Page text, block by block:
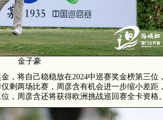
金子豪
，将自己稳稳放在2024中巡赛奖金榜第三位
剩两场比赛，周彦含有机会进一步缩小差距
，周彦含还将获得欧洲挑战巡回赛全卡资格。